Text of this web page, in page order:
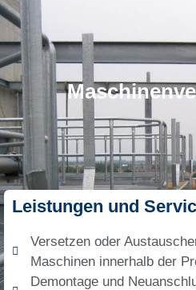
Leistungen und
Versetzen oder
Maschinen innerhalb der
Demontage und